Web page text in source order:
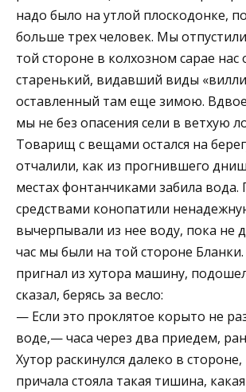
надо было на утлой плоскодонке,
больше трех человек. Мы
той стороне в колхозном сарае нас
старенький, видавший виды
оставленный там еще зимою.
мы не без опасения сели в ветхую
Товарищ с вещами остался на
отчалили, как из прогнившего
местах фонтанчиками забила
средствами конопатили
вычерпывали из нее воду, пока не
час мы были на той стороне
пригнал из хутора машину,
сказал, берясь за весло:
— Если это проклятое корыто не
воде,— часа через два приедем,
Хутор раскинулся далеко в стороне,
причала стояла такая тишина,